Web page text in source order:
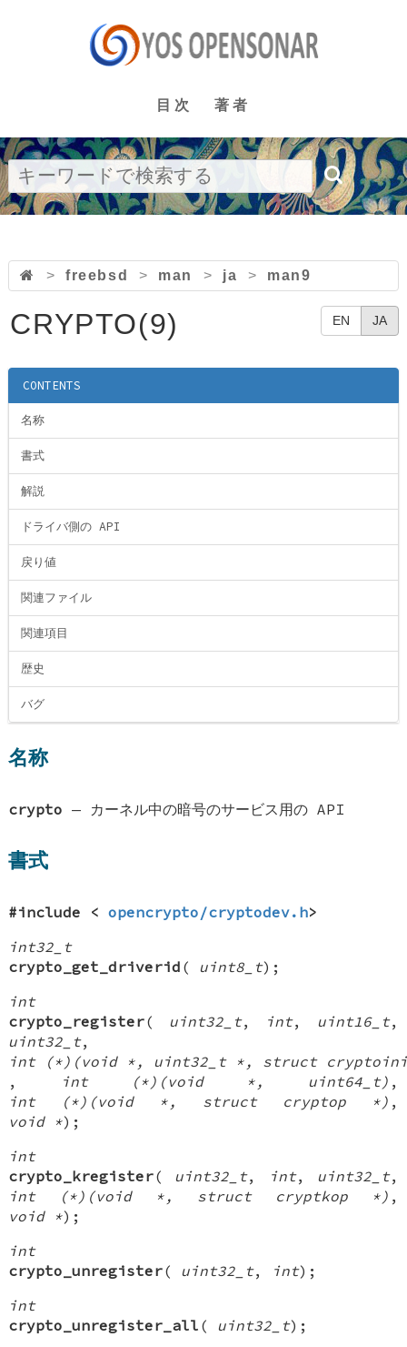
目次 著者
> freebsd > man > ja > man9
EN JA
CRYPTO(9)
CONTENTS
名称
書式
解説
ドライバ側の API
戻り値
関連ファイル
関連項目
歴史
バグ
名称
crypto — カーネル中の暗号のサービス用の API
書式
#include <opencrypto/cryptodev.h>
int32_t
crypto_get_driverid ( uint8_t);
int
crypto_register( uint32_t, int, uint16_t,
uint32_t,
int (*)(void *, uint32_t *, struct
,
int (*)(void *, uint64_t) ,
int (*)(void *, struct cryptop *) ,
void *);
int
crypto_kregister( uint32_t, int, uint32_t,
int (*)(void *, struct cryptkop *) ,
void *);
int
crypto_unregister( uint32_t, int);
int
crypto_unregister_all ( uint32_t);